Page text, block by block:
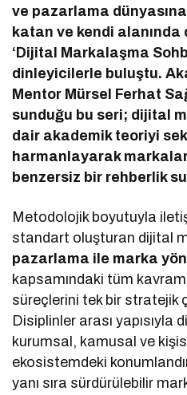
ve pazarlama
katan ve kendi
‘Dijital Markalaşma
dinleyicilerle buluştu.
Mentor Mürsel Ferhat
sunduğu bu seri; dijital
dair akademik teoriyi
harmanlayarak
benzersiz bir rehberlik
Metodolojik boyutuyla
standart oluşturan dijital
pazarlama ile marka
kapsamındaki tüm
süreçlerini tek bir stratejik
Disiplinler arası yapısıyla
kurumsal, kamusal ve
ekosistemdeki
yanı sıra sürdürülebilir